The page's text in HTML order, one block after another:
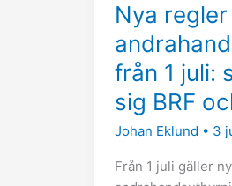
Nya
från 1 juli:
sig BRF
Johan Eklund • 3
Från 1 juli gäller
BRF
och
förvaltare